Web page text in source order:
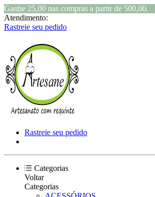
Ganhe 25,00 nas compras a partir de 500,00.
Atendimento:
Rastreie seu pedido
Rastreie seu pedido
Categorias
Voltar
Categorias